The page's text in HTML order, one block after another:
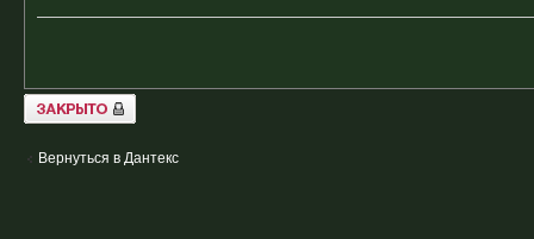
Закрыто
Вернуться в Дантекс